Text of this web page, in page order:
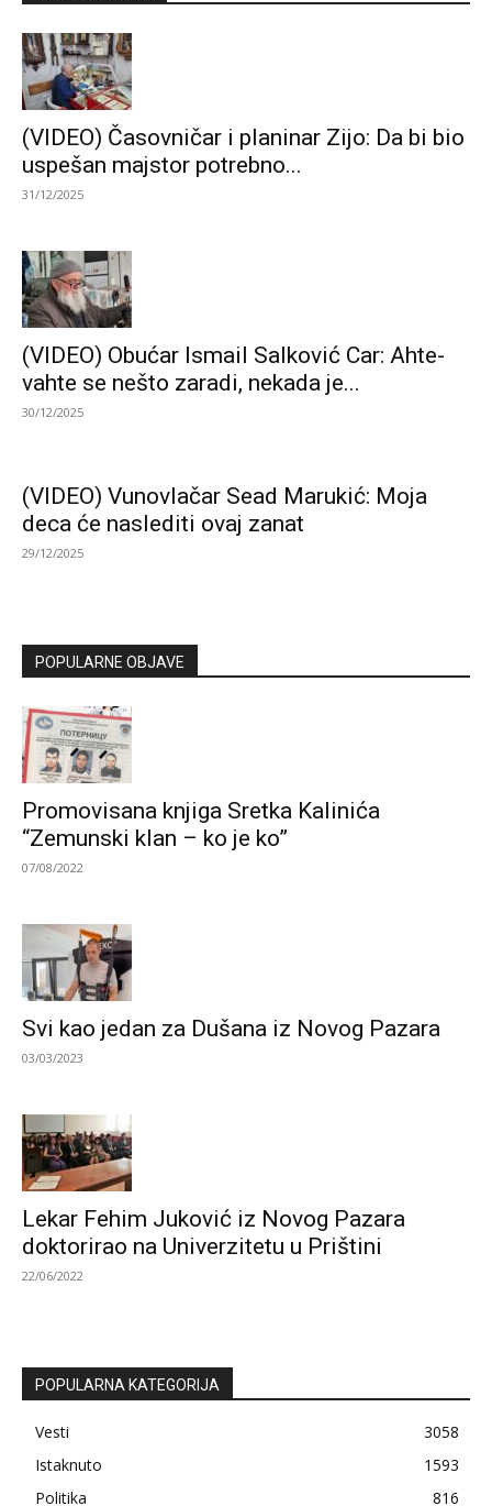
(VIDEO) Časovničar i planinar Zijo: Da bi bio
uspešan majstor potrebno...
31/12/2025
(VIDEO) Obućar Ismail Salković Car: Ahte-
vahte se nešto zaradi, nekada je...
30/12/2025
(VIDEO) Vunovlačar Sead Marukić: Moja
deca će naslediti ovaj zanat
29/12/2025
POPULARNE OBJAVE
Promovisana knjiga Sretka Kalinića
“Zemunski klan – ko je ko”
07/08/2022
Svi kao jedan za Dušana iz Novog Pazara
03/03/2023
Lekar Fehim Juković iz Novog Pazara
doktorirao na Univerzitetu u Prištini
22/06/2022
POPULARNA KATEGORIJA
Vesti
3058
Istaknuto
1593
Politika
816